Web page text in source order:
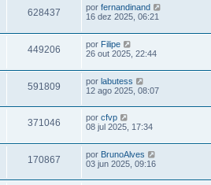
628437 por fernandinand
16 dez 2025, 06:21
449206 por Filipe
26 out 2025, 22:44
591809 por labutess
12 ago 2025, 08:07
371046 por cfvp
08 jul 2025, 17:34
170867 por BrunoAlves
03 jun 2025, 09:16